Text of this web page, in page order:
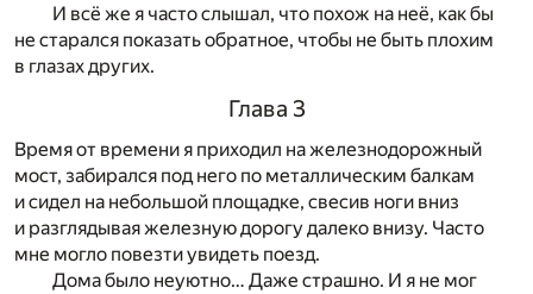
И всё же я часто слышал, что похож на неё, как бы
не старался показать обратное, чтобы не быть плохим
в глазах других.
Глава 3
Время от времени я приходил на железнодорожный
мост, забирался под него по металлическим балкам
и сидел на небольшой площадке, свесив ноги вниз
и разглядывая железную дорогу далеко внизу. Часто
мне могло повезти увидеть поезд.
Дома было неуютно… Даже страшно. И я не мог